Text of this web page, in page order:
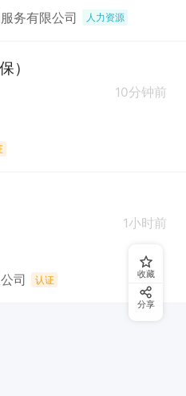
务有限公司 人力资源
）
10分钟前
1小时前
司 认证 收藏
分享